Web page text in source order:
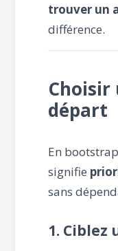
trouver un
différence.
Choisir
départ
En
signifie
sans
1.